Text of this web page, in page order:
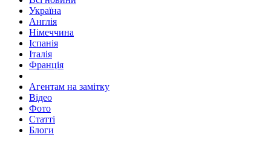
Україна
Англія
Німеччина
Іспанія
Італія
Франція
Агентам на замітку
Відео
Фото
Статті
Блоги